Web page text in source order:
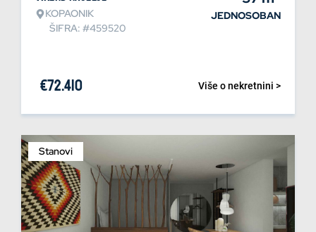
KOPAONIK
ŠIFRA: #459520
JEDNOSOBAN
Više o nekretnini >
€72.410
Stanovi